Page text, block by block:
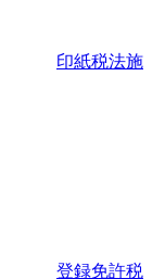
印紙税法施
登録免許税